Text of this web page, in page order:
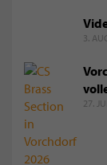
3.
27.